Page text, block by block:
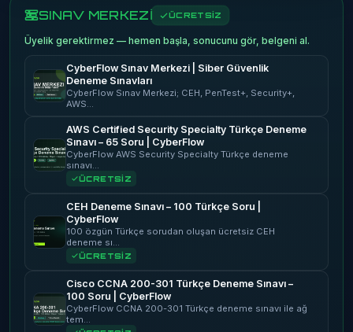
SINAV MERKEZİ ÜCRETSİZ
Üyelik gerektirmez — hemen başla, sonucunu gör, belgeni al.
CyberFlow Sınav Merkezi | Siber Güvenlik
Deneme Sınavları
CyberFlow Sınav Merkezi; CEH, PenTest+, Security+,
AWS…
AWS Certified Security Specialty Türkçe Deneme
Sınavı – 65 Soru | CyberFlow
CyberFlow AWS Security Specialty Türkçe deneme
sınavı…
ÜCRETSİZ
CEH Deneme Sınavı – 100 Türkçe Soru |
CyberFlow
100 özgün Türkçe sorudan oluşan ücretsiz CEH
deneme sı…
ÜCRETSİZ
Cisco CCNA 200-301 Türkçe Deneme Sınavı –
100 Soru | CyberFlow
CyberFlow CCNA 200-301 Türkçe deneme sınavı ile ağ
tem…